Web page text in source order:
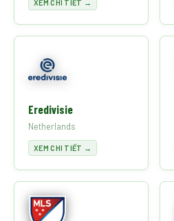
XEM CHI TIẾT →
Eredivisie
Netherlands
XEM CHI TIẾT →